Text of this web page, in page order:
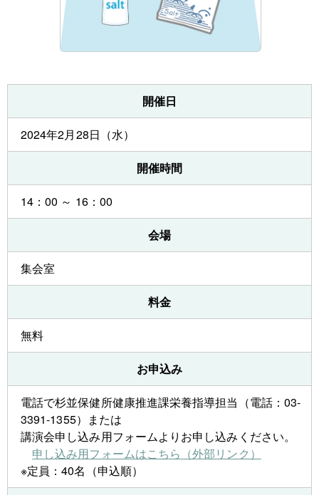
開催日
2024年2月28日（水）
開催時間
14：00 ～ 16：00
会場
集会室
料金
無料
お申込み
電話で杉並保健所健康推進課栄養指導担当（電話：03-
3391-1355）または
講演会申し込み用フォームよりお申し込みください。
申し込み用フォームはこちら（外部リンク）
※定員：40名（申込順）